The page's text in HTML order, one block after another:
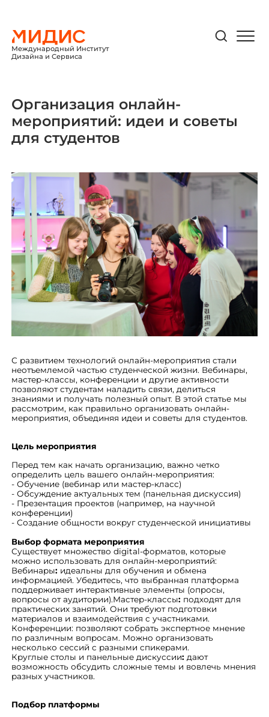
Международный Институт
Дизайна и Сервиса
Организация онлайн-
мероприятий: идеи и советы
для студентов
С развитием технологий онлайн-мероприятия стали
неотъемлемой частью студенческой жизни. Вебинары,
мастер-классы, конференции и другие активности
позволяют студентам наладить связи, делиться
знаниями и получать полезный опыт. В этой статье мы
рассмотрим, как правильно организовать онлайн-
мероприятия, объединяя идеи и советы для студентов.
Цель мероприятия
Перед тем как начать организацию, важно четко
определить цель вашего онлайн-мероприятия:
- Обучение (вебинар или мастер-класс)
- Обсуждение актуальных тем (панельная дискуссия)
- Презентация проектов (например, на научной
конференции)
- Создание общности вокруг студенческой инициативы
Выбор формата мероприятия
Существует множество digital-форматов, которые
можно использовать для онлайн-мероприятий:
Вебинары: идеальны для обучения и обмена
информацией. Убедитесь, что выбранная платформа
поддерживает интерактивные элементы (опросы,
вопросы от аудитории).Мастер-классы: подходят для
практических занятий. Они требуют подготовки
материалов и взаимодействия с участниками.
Конференции: позволяют собрать экспертное мнение
по различным вопросам. Можно организовать
несколько сессий с разными спикерами.
Круглые столы и панельные дискуссии: дают
возможность обсудить сложные темы и вовлечь мнения
разных участников.
Подбор платформы